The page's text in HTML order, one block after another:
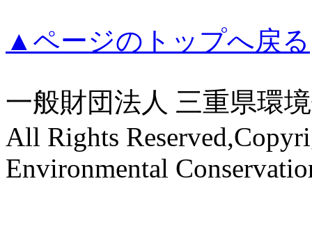
▲ページのトップへ戻る
一般財団法人 三重県環
All Rights
Environmental